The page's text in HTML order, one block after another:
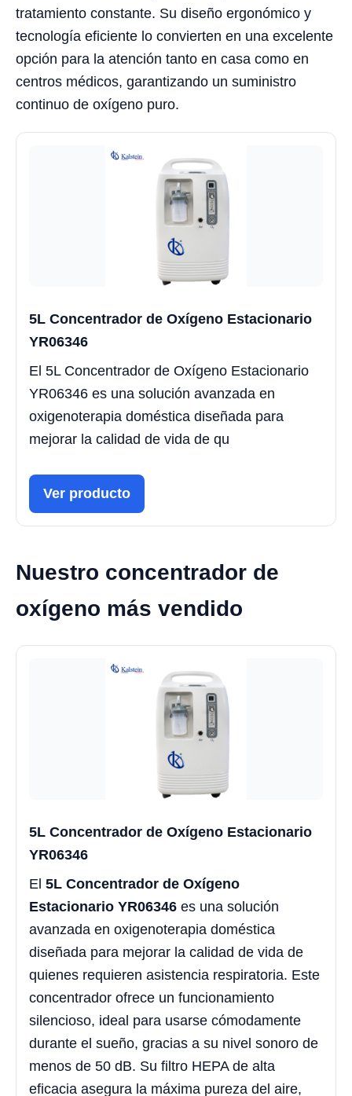
tratamiento constante. Su diseño ergonómico y
tecnología eficiente lo convierten en una excelente
opción para la atención tanto en casa como en
centros médicos, garantizando un suministro
continuo de oxígeno puro.
5L Concentrador de Oxígeno Estacionario
YR06346
El 5L Concentrador de Oxígeno Estacionario
YR06346 es una solución avanzada en
oxigenoterapia doméstica diseñada para
mejorar la calidad de vida de qu
Ver producto
Nuestro concentrador de
oxígeno más vendido
5L Concentrador de Oxígeno Estacionario
YR06346
El 5L Concentrador de Oxígeno
Estacionario YR06346 es una solución
avanzada en oxigenoterapia doméstica
diseñada para mejorar la calidad de vida de
quienes requieren asistencia respiratoria. Este
concentrador ofrece un funcionamiento
silencioso, ideal para usarse cómodamente
durante el sueño, gracias a su nivel sonoro de
menos de 50 dB. Su filtro HEPA de alta
eficacia asegura la máxima pureza del aire,